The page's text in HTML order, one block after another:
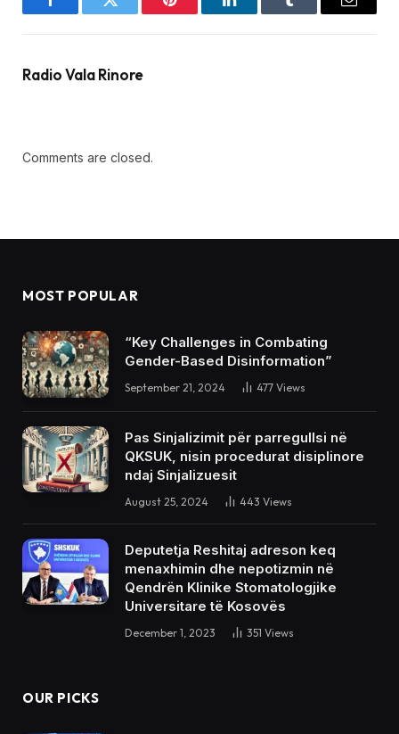
FacebookTwitter Pinterest LinkedInTumblr Email
Radio Vala Rinore
Comments are closed.
MOST POPULAR
“Key Challenges in Combating
Gender-Based Disinformation”
September 21, 2024 477 Views
Pas Sinjalizimit për parregullsi në
QKSUK, nisin procedurat disiplinore
ndaj Sinjalizuesit
August 25, 2024 443 Views
Deputetja Reshitaj adreson keq
menaxhimin dhe nepotizmin në
Qendrën Klinike Stomatologjike
Universitare të Kosovës
December 1, 2023 351 Views
OUR PICKS